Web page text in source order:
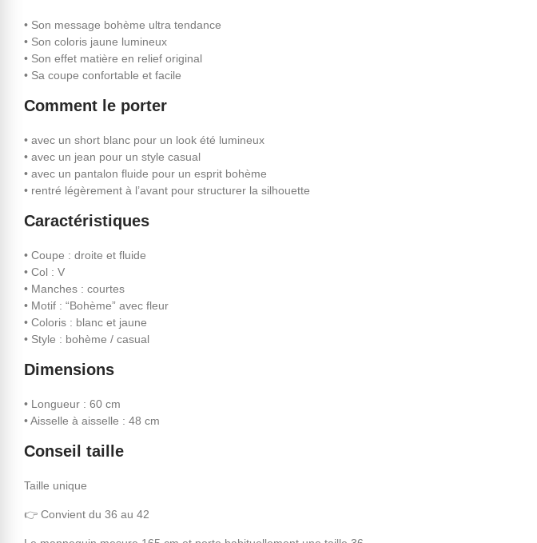
• Son message bohème ultra tendance
• Son coloris jaune lumineux
• Son effet matière en relief original
• Sa coupe confortable et facile
Comment le porter
• avec un short blanc pour un look été lumineux
• avec un jean pour un style casual
• avec un pantalon fluide pour un esprit bohème
• rentré légèrement à l’avant pour structurer la silhouette
Caractéristiques
• Coupe : droite et fluide
• Col : V
• Manches : courtes
• Motif : “Bohème” avec fleur
• Coloris : blanc et jaune
• Style : bohème / casual
Dimensions
• Longueur : 60 cm
• Aisselle à aisselle : 48 cm
Conseil taille
Taille unique
👉 Convient du 36 au 42